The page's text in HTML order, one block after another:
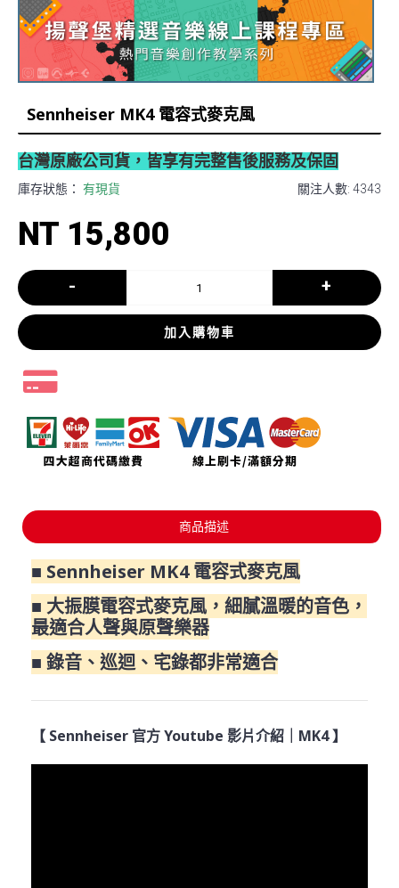
Sennheiser MK4 電容式麥克風
台灣原廠公司貨，皆享有完整售後服務及保固
關注人數: 4343
庫存狀態： 有現貨
NT 15,800
- +
加入購物車
商品描述
■ Sennheiser MK4 電容式麥克風
■ 大振膜電容式麥克風，細膩溫暖的音色，
最適合人聲與原聲樂器
■ 錄音、巡迴、宅錄都非常適合
【 Sennheiser 官方 Youtube 影片介紹｜MK4 】